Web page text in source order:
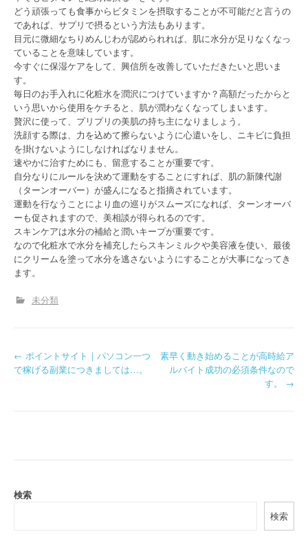
どう頑張っても食事からビタミンを摂取することが不可能だと言うの
であれば、サプリで摂るという方法もあります。
目元に微細なちりめんじわが認められれば、肌に水分が足りなくなっ
ていることを意味しています。
今すぐに保湿ケアをして、興信所を改善していただきたいと思いま
す。
毎日のお手入れに化粧水を潤沢につけていますか？高額だったからと
いう思いから使用をケチると、肌が潤わなくなってしまいます。
贅沢に使って、プリプリの美肌の持ち主になりましょう。
洗顔する際は、力を込めて擦らないように心遣いをし、ニキビに負担
を掛けないようにしなければなりません。
速やかに治すためにも、留意することが重要です。
自分なりにルールを決めて運動をすることにすれば、肌の新陳代謝
（ターンオーバー）が盛んになると指摘されています。
運動を行なうことにより血の巡りがスムーズになれば、ターンオーバ
ーも促されますので、美相談が得られるのです。
スキンケアは水分の補給と潤いキープが重要です。
なので化粧水で水分を補充したらスキンミルクや美容液を使い、最後
にクリームを塗って水分を逃さないようにすることが大事になってき
ます。
未分類
P
a
← ポイントサイト｜パソコン一つ
で稼げる副業につきましては…。
素早く動き始めることが高時給ア
ルバイト成功の必須条件なので
す。 →
検索
検索